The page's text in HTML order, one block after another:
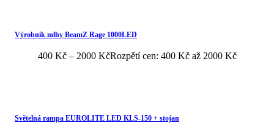
Výrobník mlhy BeamZ Rage 1000LED
400 Kč – 2000 KčRozpětí cen: 400 Kč až 2000 Kč
Světelná rampa EUROLITE LED KLS-150 + stojan